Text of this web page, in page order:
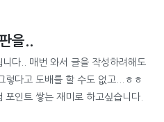
을..
다.. 매번 와서 글을 작성하려해도
렇다고 도배를 할 수도 없고...ㅎㅎ
포인트 쌓는 재미로 하고싶습니다.